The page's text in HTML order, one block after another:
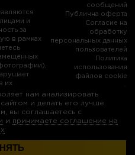
и
за
в рамках
их
с нами:
сообщений
Публична оферта
Согласие на
обработку
персональных данных
пользователей
Политика
использования
файлов cookie
нам анализировать
и делать его лучше.
вы соглашаетесь с
и принимаете соглашение на